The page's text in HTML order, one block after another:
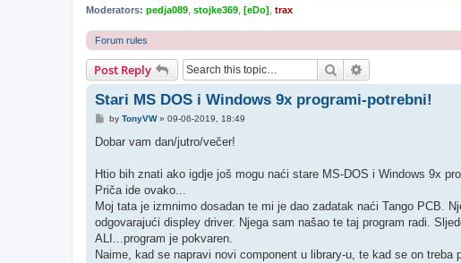
Moderators: pedja089 stojke369 [eDo] trax
Forum rules
Post Reply Search
Stari MS DOS i Windows 9x programi-potrebni!
P
s
by TonyVW» 09-06-2019, 18:49
Dobar vam dan/jutro/večer!
Htio bih znati ako igdje još mogu naći stare MS-DOS i Windows 9x
Priča ide ovako...
Moj tata je izmnimo dosadan te mi je dao zadatak naći Tango PCB.
odgovarajući displey driver. Njega sam našao te taj program radi.
ALI...program je pokvaren.
Naime, kad se napravi novi component u library-u, te kad se on